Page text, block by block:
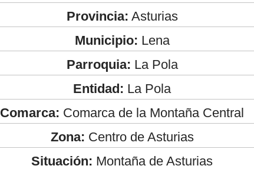
Provincia: Asturias
Municipio: Lena
Parroquia: La Pola
Entidad: La Pola
Comarca: Comarca de la Montaña Central
Zona: Centro de Asturias
Situación: Montaña de Asturias